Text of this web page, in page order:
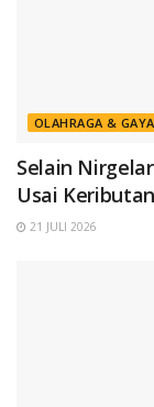
OLAHRAGA &
Selain
Usai
21 JULI 2026